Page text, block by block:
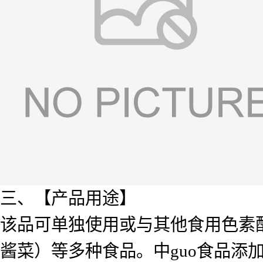
三、【产品用途】
该品可单独使用或与其他食用色
酱菜）等多种食品。中guo食品添